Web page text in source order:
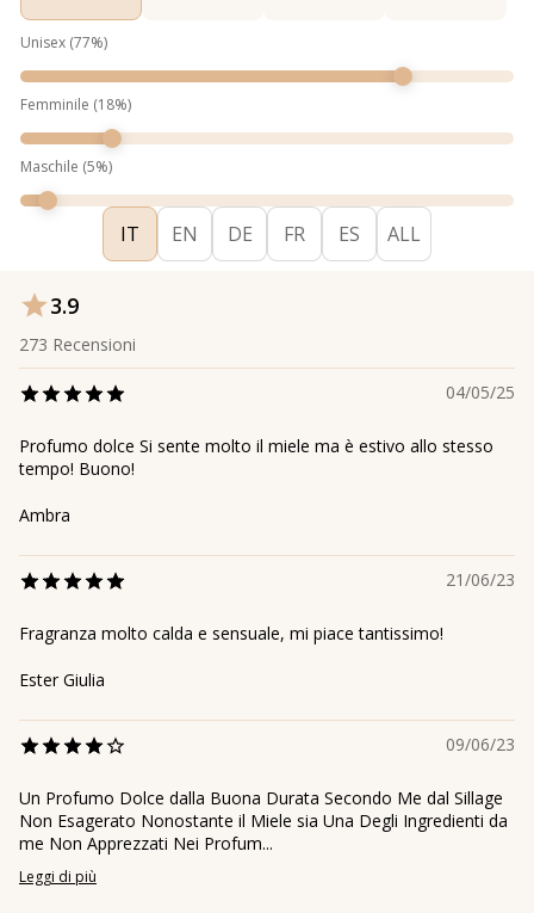
Unisex (77%)
Femminile (18%)
Maschile (5%)
IT EN DE FR ES ALL
3.9
273 Recensioni
04/05/25
Profumo dolce Si sente molto il miele ma è estivo allo stesso
tempo! Buono!
Ambra
21/06/23
Fragranza molto calda e sensuale, mi piace tantissimo!
Ester Giulia
09/06/23
Un Profumo Dolce dalla Buona Durata Secondo Me dal Sillage
Non Esagerato Nonostante il Miele sia Una Degli Ingredienti da
me Non Apprezzati Nei Profum...
Leggi di più